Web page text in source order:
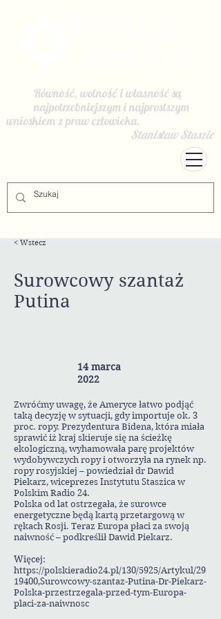
Równość, wolność i własność są
najpotrzebniejszym i najprostszym
wnioskiem z praw człowieka.
Stanisław Staszic
< Wstecz
Surowcowy szantaż
Putina
14 marca
2022
Zwróćmy uwagę, że Ameryce łatwo podjąć
taką decyzję w sytuacji, gdy importuje ok. 3
proc. ropy. Prezydentura Bidena, która miała
sprawić iż kraj skieruje się na ścieżkę
ekologiczną, wyhamowała parę projektów
wydobywczych ropy i otworzyła na rynek np.
ropy rosyjskiej – powiedział dr Dawid
Piekarz, wiceprezes Instytutu Staszica w
Polskim Radio 24.
Polska od lat ostrzegała, że surowce
energetyczne będą kartą przetargową w
rękach Rosji. Teraz Europa płaci za swoją
naiwność – podkreślił Dawid Piekarz.
Więcej:
https://polskieradio24.pl/130/5925/Artykul/29
19400,Surowcowy-szantaz-Putina-Dr-Piekarz-
Polska-przestrzegala-przed-tym-Europa-
placi-za-naiwnosc